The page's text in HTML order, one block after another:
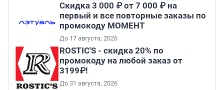
Скидка 3 000 ₽ от 7 000 ₽ на
первый и все повторные заказы по
промокоду МОМЕНТ
До 17 августа, 2026
ROSTIC'S - скидка 20% по
промокоду на любой заказ от
3199₽!
До 31 августа, 2026